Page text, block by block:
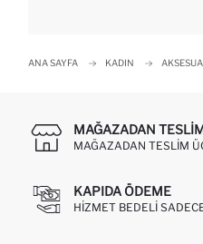
ANA SAYFA KADIN
MAĞAZADAN
MAĞAZADAN TESLIM
KAPIDA ÖDEME
HIZMET BEDELI